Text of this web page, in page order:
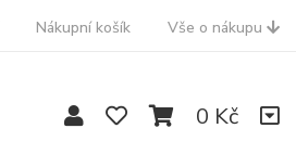
Nákupní košík Vše o nákupu
0 Kč